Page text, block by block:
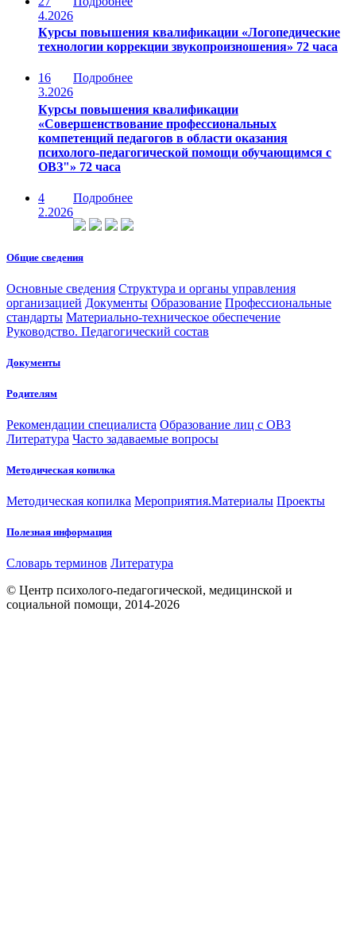
4.2026
Курсы повышения квалификации «Логопедические
технологии коррекции звукопроизношения» 72 часа
16
3.2026
Подробнее
Курсы повышения квалификации
«Совершенствование профессиональных
компетенций педагогов в области оказания
психолого-педагогической помощи обучающимся с
ОВЗ"» 72 часа
4
2.2026
Подробнее
Общие сведения
Основные сведения Структура и органы управления
организацией Документы Образование Профессиональные
стандарты Материально-техническое обеспечение
Руководство. Педагогический состав
Документы
Родителям
Рекомендации специалиста Образование лиц с ОВЗ
Литература Часто задаваемые вопросы
Методическая копилка
Методическая копилка Мероприятия.Материалы Проекты
Полезная информация
Словарь терминов Литература
© Центр психолого-педагогической, медицинской и
социальной помощи, 2014-2026